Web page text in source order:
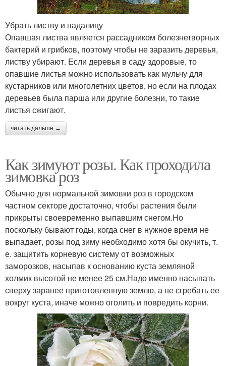
Убрать листву и падалицу
Опавшая листва является рассадником болезнетворных
бактерий и грибков, поэтому чтобы не заразить деревья,
листву убирают. Если деревья в саду здоровые, то
опавшие листья можно использовать как мульчу для
кустарников или многолетних цветов, но если на плодах
деревьев была парша или другие болезни, то такие
листья сжигают.
читать дальше →
Как зимуют розы. Как проходила
зимовка роз
Обычно для нормальной зимовки роз в городском
частном секторе достаточно, чтобы растения были
прикрыты своевременно выпавшим снегом.Но
поскольку бывают годы, когда снег в нужное время не
выпадает, розы под зиму необходимо хотя бы окучить, т.
е. защитить корневую систему от возможных
заморозков, насыпав к основанию куста земляной
холмик высотой не менее 25 см.Надо именно насыпать
сверху заранее приготовленную землю, а не сгребать ее
вокруг куста, иначе можно оголить и повредить корни.